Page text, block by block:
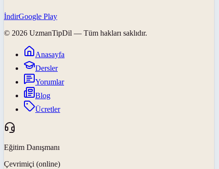
İndirGoogle Play
© 2026 UzmanTipDil — Tüm hakları saklıdır.
Anasayfa
Dersler
Yorumlar
Blog
Ücretler
Eğitim Danışmanı
Çevrimiçi (online)